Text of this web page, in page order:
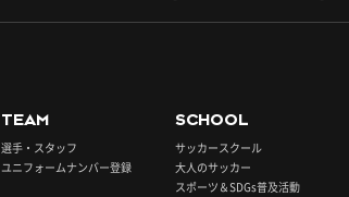
TEAM
選手・スタッフ
ユニフォームナンバー登録
SCHOOL
サッカースクール
大人のサッカー
スポーツ＆SDGs普及活動